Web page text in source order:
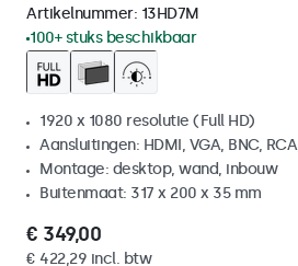
Artikelnummer: 13HD7M
100+ stuks beschikbaar
1920 x 1080 resolutie (Full HD)
Aansluitingen: HDMI, VGA, BNC, RCA
Montage: desktop, wand, inbouw
Buitenmaat: 317 x 200 x 35 mm
€ 349,00
€ 422,29 incl. btw